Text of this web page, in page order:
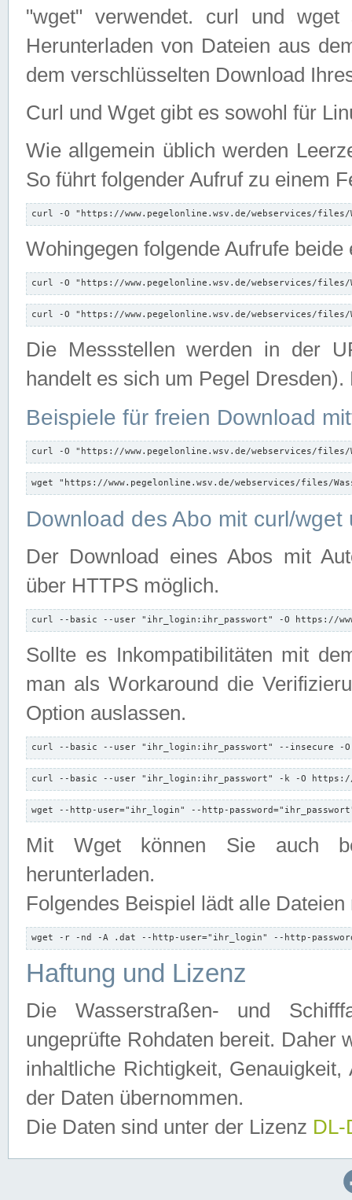
"wget" verwendet. curl und wget
Herunterladen von Dateien aus
dem verschlüsselten Download
Curl und Wget gibt es sowohl für
Wie allgemein üblich werden
So führt folgender Aufruf zu einem
curl -O "https://www.pegelonline.wsv.de/webservices/files/
Wohingegen folgende Aufrufe beide
curl -O "https://www.pegelonline.wsv.de/webservices/files/
curl -O "https://www.pegelonline.wsv.de/webservices/files/
Die Messstellen werden in der
handelt es sich um Pegel
Beispiele für freien Download
curl -O "https://www.pegelonline.wsv.de/webservices/files/
wget "https://www.pegelonline.wsv.de/webservices/files/
Download des Abo mit curl/
Der Download eines Abos mit
über HTTPS möglich.
curl --basic --user "ihr_login:ihr_passwort" -O https://
Sollte es Inkompatibilitäten mit
man als Workaround die
Option auslassen.
curl --basic --user "ihr_login:ihr_passwort" --insecure -
curl --basic --user "ihr_login:ihr_passwort" -k -O https://
wget --http-user="ihr_login" --http-
Mit Wget können Sie auch
herunterladen.
Folgendes Beispiel lädt alle
wget -r -nd -A .dat --http-user="ihr_login" --http-
Haftung und Lizenz
Die Wasserstraßen- und
ungeprüfte Rohdaten bereit. Daher
inhaltliche Richtigkeit,
der Daten übernommen.
Die Daten sind unter der Lizenz